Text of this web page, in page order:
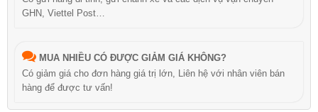
GHN, Viettel Post…
MUA NHIỀU CÓ ĐƯỢC GIẢM GIÁ KHÔNG?
Có giảm giá cho đơn hàng giá trị lớn, Liên hệ với nhân viên bán
hàng để được tư vấn!